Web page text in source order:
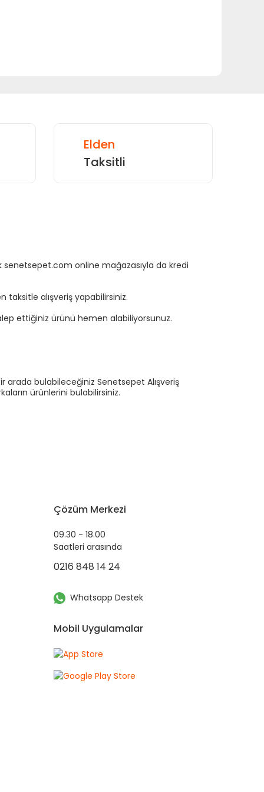
Elden
Taksitli
senetsepet.com online mağazasıyla da kredi
taksitle alışveriş yapabilirsiniz.
ettiğiniz ürünü hemen alabiliyorsunuz.
bulabileceğiniz Senetsepet Alışveriş
ürünlerini bulabilirsiniz.
Çözüm Merkezi
09.30 - 18.00
Saatleri arasında
0216 848 14 24
Whatsapp Destek
Mobil Uygulamalar